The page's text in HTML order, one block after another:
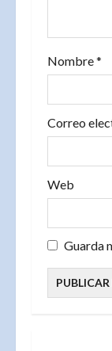
n
r
d
a
s
Nombre*
Correo
Web
Guarda